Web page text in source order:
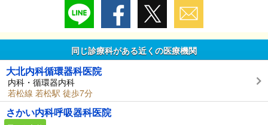
同じ診療科がある近くの医療機関
大北内科循環器科医院
内科・循環器内科
若松線 若松駅 徒歩7分
さかい内科呼吸器科医院